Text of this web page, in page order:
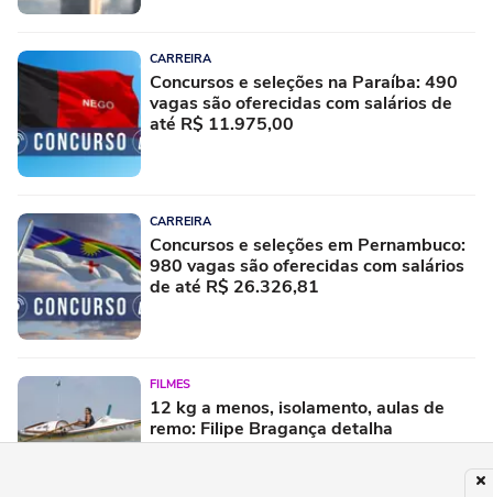
CARREIRA
Concursos e seleções na Paraíba: 490
vagas são oferecidas com salários de
até R$ 11.975,00
CARREIRA
Concursos e seleções em Pernambuco:
980 vagas são oferecidas com salários
de até R$ 26.326,81
FILMES
12 kg a menos, isolamento, aulas de
remo: Filipe Bragança detalha
preparação intensa para viver Amyr